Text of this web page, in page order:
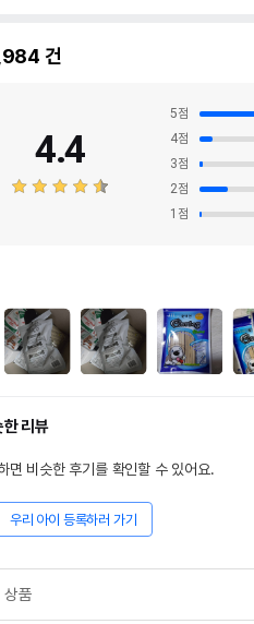
건
4.4
5점
4점
3점
2점
1 점
한 리뷰
면 비슷한 후기를 확인할 수 있어요.
우리 아이 등록하러 가기